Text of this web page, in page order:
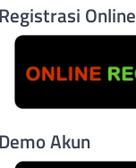
Registrasi Online
Demo Akun